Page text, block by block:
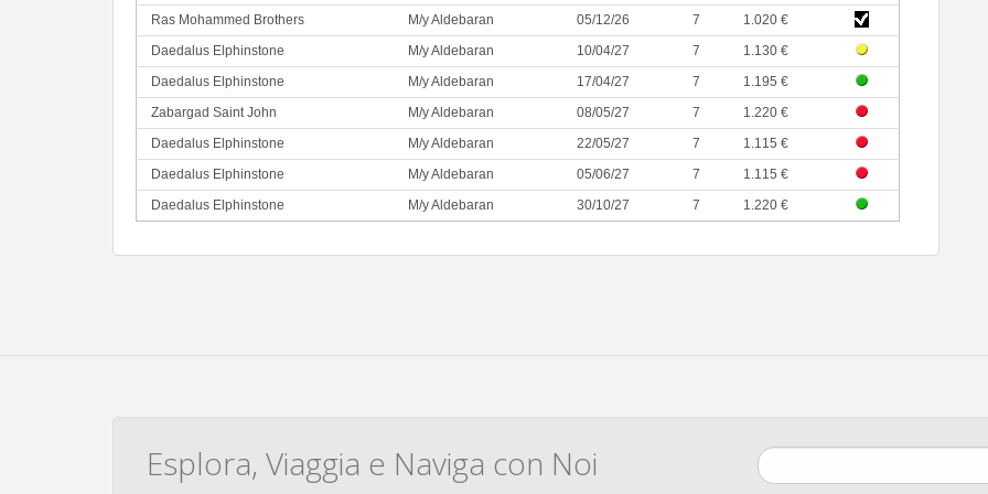
Ras Mohammed Brothers
M/y Aldebaran 05/12/26 7
1.020 €
Daedalus Elphinstone
M/y Aldebaran 10/04/27 7
1.130 €
Daedalus Elphinstone
M/y Aldebaran 17/04/27 7
1.195 €
Zabargad Saint John
M/y Aldebaran 08/05/27 7
1.220 €
Daedalus Elphinstone
M/y Aldebaran 22/05/27 7
1.115 €
Daedalus Elphinstone
M/y Aldebaran 05/06/27 7
1.115 €
Daedalus Elphinstone
M/y Aldebaran 30/10/27 7 1.220 €
Esplora, Viaggia e Naviga con Noi